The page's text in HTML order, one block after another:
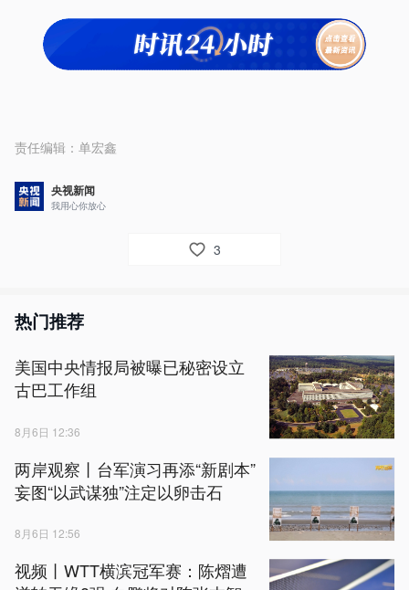
责任编辑： 单宏鑫
央视新闻
我用心你放心
3
热门推荐
美国中央情报局被曝已秘密设立
古巴工作组
8月6日 12:36
两岸观察丨台军演习再添“新剧本”
妄图“以武谋独”注定以卵击石
8月6日 12:56
视频丨WTT横滨冠军赛：陈熠遭